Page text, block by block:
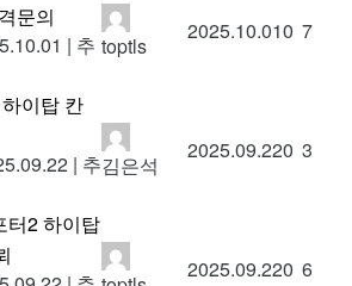
문의
| 추 toptls
2025.10.010 7
이탑 칸
| 추김은석
2025.09.220 3
터2 하이탑
2025.09.220 6